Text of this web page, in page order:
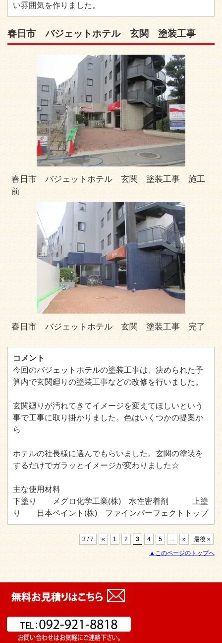
い雰囲気を作りました。
春日市 バジェットホテル 玄関 塗装工事
春日市 バジェットホテル 玄関 塗装工事 施工
前
春日市 バジェットホテル 玄関 塗装工事 完了
コメント
今回のバジェットホテルの塗装工事は、決められた予
算内で玄関廻りの塗装工事などの改修を行いました。
玄関廻りが汚れてきてイメージを変えてほしいという
事で工事に取り掛かりました。色はいくつかの提案か
ら
ホテルの社長様に選んでもらいました。玄関の塗装を
するだけでガラッとイメージが変わりました☆
主な使用材料
下塗り メグロ化学工業(株) 水性密着剤 上塗
り 日本ペイント(株) ファインパーフェクトトップ
3 / 7 « 1 2 3 4 5 ... »
最後 »
▲このページのトップへ